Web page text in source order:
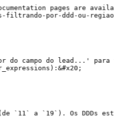
pages are
filtrando-por-ddd-ou-
do campo do lead...' para
`11` a `19`). Os DDDs